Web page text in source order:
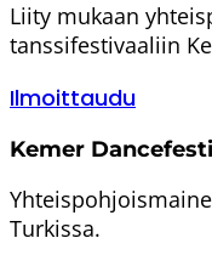
Liity mukaan
tanssifestivaaliin
Ilmoittaudu
Kemer
Turkissa.